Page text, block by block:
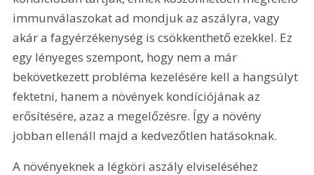
immunválaszokat ad mondjuk az aszályra, vagy
akár a fagyérzékenység is csökkenthető ezekkel. Ez
egy lényeges szempont, hogy nem a már
bekövetkezett probléma kezelésére kell a hangsúlyt
fektetni, hanem a növények kondíciójának az
erősítésére, azaz a megelőzésre. Így a növény
jobban ellenáll majd a kedvezőtlen hatásoknak.
A növényeknek a légköri aszály elviseléséhez